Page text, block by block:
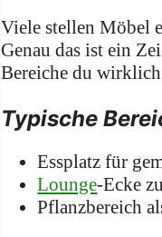
Viele stellen Möbel
Genau das ist ein
Bereiche du
Typische
Essplatz für
Lounge-Ecke
Pflanzbereich